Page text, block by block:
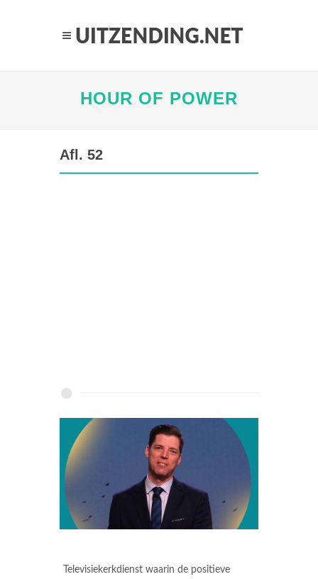
HOUR OF POWER
Afl. 52
Televisiekerkdienst waarin de positieve